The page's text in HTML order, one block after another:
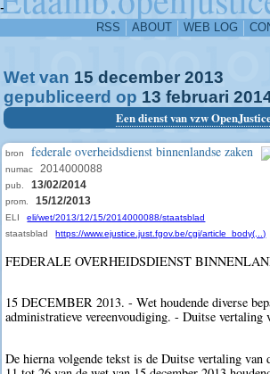
-
RSS ABOUT WEB LOG
Wet van 15 december 2013
gepubliceerd op 13 februari
Een dienst van vzw
bron federale overheidsdienst binnenlandse zaken
numac 2014000088
pub. 13/02/2014
prom. 15/12/2013
ELI
eli/wet/2013/12/15/2014000088/staatsblad
staatsblad
https://www.ejustice.just.fgov.be/cgi/article_body(...)
FEDERALE OVERHEIDSDIENST
15 DECEMBER 2013. - Wet houdende diverse
administratieve vereenvoudiging. - Duitse vertaling
De hierna volgende tekst is de Duitse vertaling van